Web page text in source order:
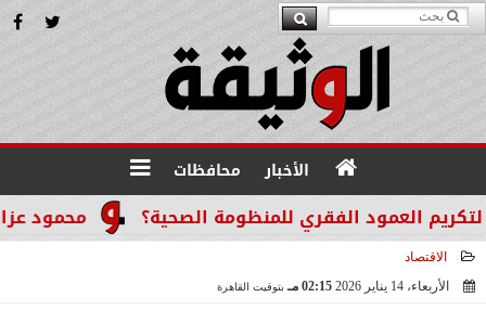
الأخبار محافظات
محمود عزازي: الفقري للمنظومة الصحية؟
الاقتصاد
الأربعاء، 14 يناير 2026
02:15 مـ بتوقيت القاهرة